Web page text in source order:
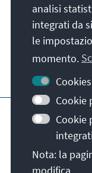
La nostra
Contatto
Altre offerte
Erklärung zur
analisi
integrati da
le
momento.
Cookie
Cookie
Nota: la